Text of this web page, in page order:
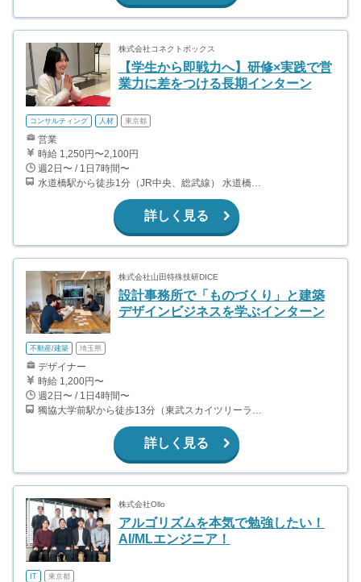
株式会社コネクトボックス
【学生から即戦力へ】研修×実践で営
業力に差をつける長期インターン
コンサルティング 人材 東京都
営業
時給 1,250円〜2,100円
週2日〜 / 1日7時間〜
水道橋駅から徒歩1分（JR中央、総武線） 水道橋駅から徒歩6分（都営三田線）
詳しく見る
株式会社山田特殊技研DICE
設計事務所で「ものづくり」と建築
デザインビジネスを学ぶインターン
不動産/建築 埼玉県
デザイナー
時給 1,200円〜
週2日〜 / 1日4時間〜
獨協大学前駅から徒歩13分（東武スカイツリーライン、東武伊勢崎線、東武日光線、鬼怒川線）
詳しく見る
株式会社Ollo
アルゴリズムを本気で勉強したい！
AI/MLエンジニア！
IT 東京都